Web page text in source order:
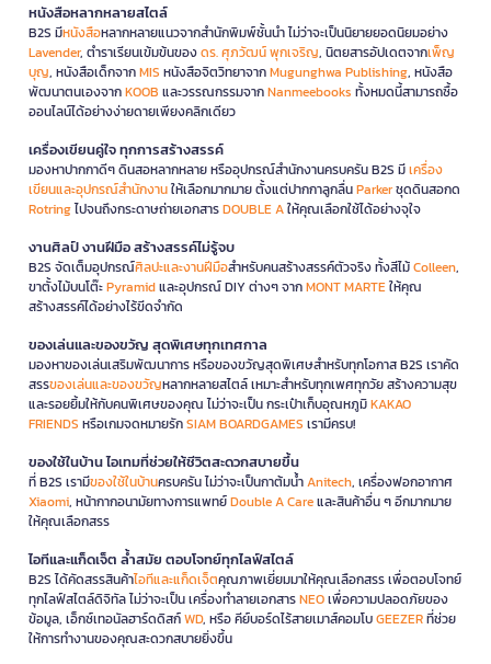
หนังสือหลากหลายสไตล์
B2S มีหนังสือหลากหลายแนวจากสำนักพิมพ์ชั้นนำ ไม่ว่าจะเป็นนิยายยอดนิยมอย่าง
Lavender, ตำราเรียนเข้มข้นของดร. ศุภวัฒน์ พุกเจริญ, นิตยสารอัปเดตจากเพ็ญ
บุญ, หนังสือเด็กจากMIS หนังสือจิตวิทยาจากMugunghwa Publishing, หนังสือ
พัฒนาตนเองจากKOOB และวรรณกรรมจากNanmeebooks ทั้งหมดนี้สามารถซื้อ
ออนไลน์ได้อย่างง่ายดายเพียงคลิกเดียว
เครื่องเขียนคู่ใจ ทุกการสร้างสรรค์
มองหาปากกาดีๆ ดินสอหลากหลาย หรืออุปกรณ์สำนักงานครบครัน B2S มีเครื่อง
เขียนและอุปกรณ์สำนักงานให้เลือกมากมาย ตั้งแต่ปากกาลูกลื่นParkerชุดดินสอกด
Rotringไปจนถึงกระดาษถ่ายเอกสารDOUBLE Aให้คุณเลือกใช้ได้อย่างจุใจ
งานศิลป์ งานฝีมือ สร้างสรรค์ไม่รู้จบ
B2S จัดเต็มอุปกรณ์ศิลปะและงานฝีมือสำหรับคนสร้างสรรค์ตัวจริง ทั้งสีไม้Colleen,
ขาตั้งไม้บนโต๊ะPyramidและอุปกรณ์ DIY ต่างๆ จากMONT MARTEให้คุณ
สร้างสรรค์ได้อย่างไร้ขีดจำกัด
ของเล่นและของขวัญ สุดพิเศษทุกเทศกาล
มองหาของเล่นเสริมพัฒนาการ หรือของขวัญสุดพิเศษสำหรับทุกโอกาส B2S เราคัด
สรรของเล่นและของขวัญหลากหลายสไตล์ เหมาะสำหรับทุกเพศทุกวัย สร้างความสุข
และรอยยิ้มให้กับคนพิเศษของคุณ ไม่ว่าจะเป็น กระเป๋าเก็บอุณหภูมิKAKAO
FRIENDS หรือเกมจดหมายรักSIAM BOARDGAMES เรามีครบ!
ของใช้ในบ้าน ไอเทมที่ช่วยให้ชีวิตสะดวกสบายขึ้น
ที่ B2S เรามีของใช้ในบ้านครบครัน ไม่ว่าจะเป็นกาต้มน้ำAnitech, เครื่องฟอกอากาศ
Xiaomi, หน้ากากอนามัยทางการแพทย์Double A Careและสินค้าอื่น ๆ อีกมากมาย
ให้คุณเลือกสรร
ไอทีและแก็ดเจ็ต ล้ำสมัย ตอบโจทย์ทุกไลฟ์สไตล์
B2S ได้คัดสรรสินค้าไอทีและแก็ดเจ็ตคุณภาพเยี่ยมมาให้คุณเลือกสรร เพื่อตอบโจทย์
ทุกไลฟ์สไตล์ดิจิทัล ไม่ว่าจะเป็น เครื่องทำลายเอกสารNEOเพื่อความปลอดภัยของ
ข้อมูล, เอ็กซ์เทอนัลฮาร์ดดิสก์WD, หรือ คีย์บอร์ดไร้สายเมาส์คอมโบGEEZERที่ช่วย
ให้การทำงานของคุณสะดวกสบายยิ่งขึ้น